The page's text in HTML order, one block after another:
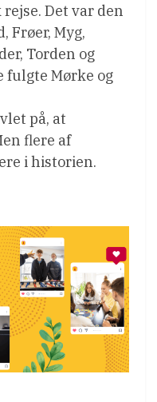
Det var den
Frøer, Myg,
Torden og
fulgte Mørke og
på, at
flere af
i historien.